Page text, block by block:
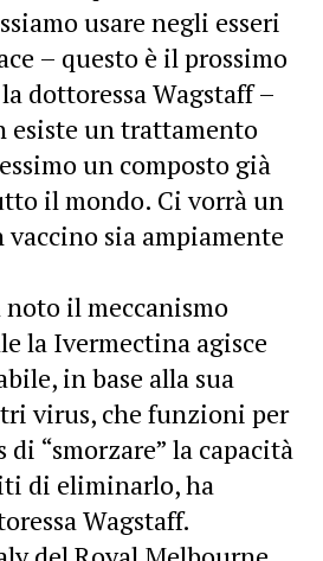
usare negli esseri
– questo è il prossimo
dottoressa Wagstaff –
esiste un trattamento
un composto già
il mondo. Ci vorrà un
vaccino sia ampiamente
noto il meccanismo
la Ivermectina agisce
in base alla sua
virus, che funzioni per
“smorzare” la capacità
di eliminarlo, ha
Wagstaff.